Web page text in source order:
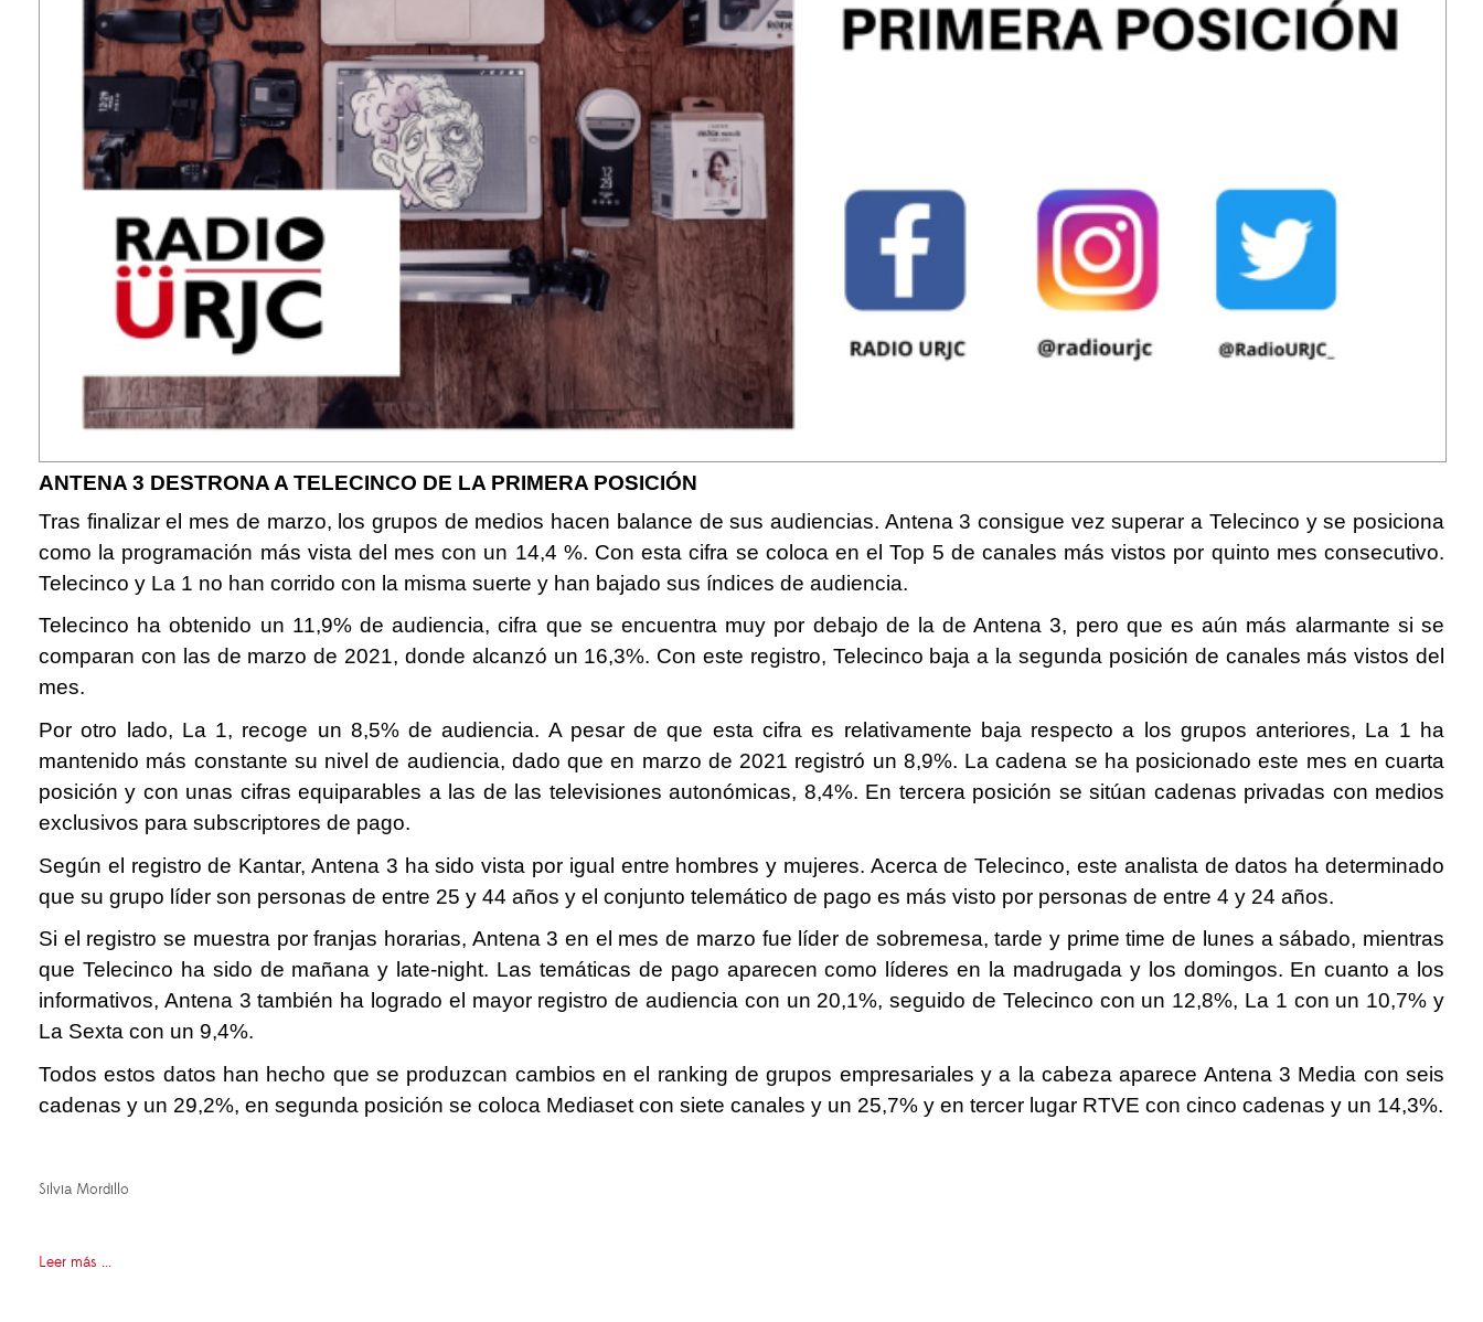
ANTENA 3 DESTRONA A TELECINCO DE LA PRIMERA POSICIÓN
Tras finalizar el mes de marzo, los grupos de medios hacen balance de sus audiencias. Antena 3 consigue vez superar a Telecinco y se posiciona
como la programación más vista del mes con un 14,4 %. Con esta cifra se coloca en el Top 5 de canales más vistos por quinto mes consecutivo.
Telecinco y La 1 no han corrido con la misma suerte y han bajado sus índices de audiencia.
Telecinco ha obtenido un 11,9% de audiencia, cifra que se encuentra muy por debajo de la de Antena 3, pero que es aún más alarmante si se
comparan con las de marzo de 2021, donde alcanzó un 16,3%. Con este registro, Telecinco baja a la segunda posición de canales más vistos del
mes.
Por otro lado, La 1, recoge un 8,5% de audiencia. A pesar de que esta cifra es relativamente baja respecto a los grupos anteriores, La 1 ha
mantenido más constante su nivel de audiencia, dado que en marzo de 2021 registró un 8,9%. La cadena se ha posicionado este mes en cuarta
posición y con unas cifras equiparables a las de las televisiones autonómicas, 8,4%. En tercera posición se sitúan cadenas privadas con medios
exclusivos para subscriptores de pago.
Según el registro de Kantar, Antena 3 ha sido vista por igual entre hombres y mujeres. Acerca de Telecinco, este analista de datos ha determinado
que su grupo líder son personas de entre 25 y 44 años y el conjunto telemático de pago es más visto por personas de entre 4 y 24 años.
Si el registro se muestra por franjas horarias, Antena 3 en el mes de marzo fue líder de sobremesa, tarde y prime time de lunes a sábado, mientras
que Telecinco ha sido de mañana y late-night. Las temáticas de pago aparecen como líderes en la madrugada y los domingos. En cuanto a los
informativos, Antena 3 también ha logrado el mayor registro de audiencia con un 20,1%, seguido de Telecinco con un 12,8%, La 1 con un 10,7% y
La Sexta con un 9,4%.
Todos estos datos han hecho que se produzcan cambios en el ranking de grupos empresariales y a la cabeza aparece Antena 3 Media con seis
cadenas y un 29,2%, en segunda posición se coloca Mediaset con siete canales y un 25,7% y en tercer lugar RTVE con cinco cadenas y un 14,3%.
Silvia Mordillo
Leer más ...